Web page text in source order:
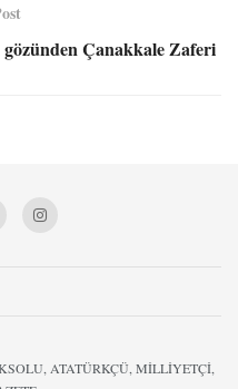
Çanakkale Zaferi
ATATÜRKÇÜ, MİLLİYETÇİ,